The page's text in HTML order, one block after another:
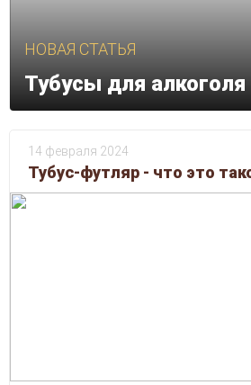
Тубусы для алкоголя
14 февраля 2024
Тубус-футляр - что это